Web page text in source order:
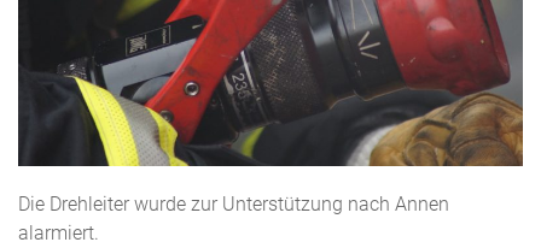
Die Drehleiter wurde zur Unterstützung nach Annen
alarmiert.